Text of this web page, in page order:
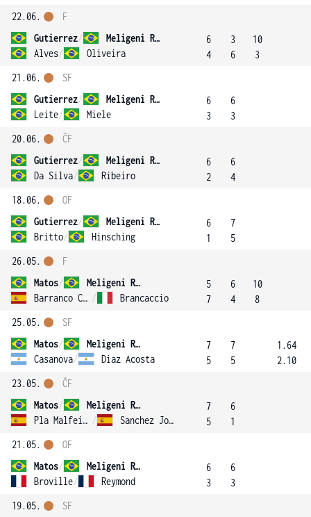
22.06.
Gutierrez/
Meligeni Rodrigues Alves
Alves/ Oliveira
F
6
4
3
6
10
3
21.06.
Gutierrez/
Meligeni Rodrigues Alves
Leite/ Miele
SF
6
3
6
3
20.06.
Gutierrez/
Meligeni Rodrigues Alves
Da Silva/ Ribeiro
ČF
6
2
6
4
18.06.
Gutierrez/
Meligeni Rodrigues Alves
Britto/ Hinsching
OF
6
1
7
5
26.05.
Matos/
Meligeni Rodrigues Alves
Barranco Cosano / Brancaccio
F
5
7
6
4
10
8
25.05.
Matos/
Meligeni Rodrigues Alves
Casanova/ Diaz Acosta
SF
7
5
7
5
1.64
2.10
23.05.
Matos/
Meligeni Rodrigues Alves
Pla Malfeito / Sanchez Jover
ČF
7
5
6
1
21.05.
Matos/
Meligeni Rodrigues Alves
Broville/ Reymond
OF
6
3
6
3
19.05.
SF